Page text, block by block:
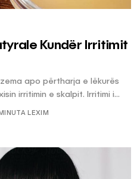
Kundër Irritimit
apo përtharja e lëkurës
irritimin e skalpit. Irritimi i...
LEXIM